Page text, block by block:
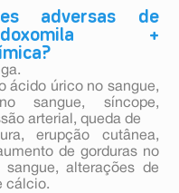
adversas de
+
ácido úrico no sangue,
sangue, síncope,
arterial, queda de
erupção cutânea,
de gorduras no
alterações de
cálcio.